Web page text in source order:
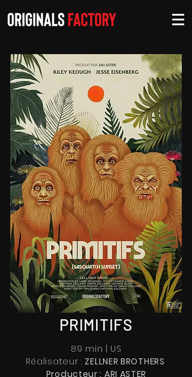
PRIMITIFS
89 min | US
Réalisateur : ZELLNER BROTHERS
Producteur : ARI ASTER